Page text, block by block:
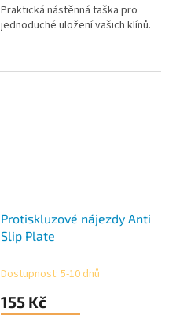
Praktická nástěnná taška pro
jednoduché uložení vašich klínů.
Protiskluzové nájezdy Anti
Slip Plate
Dostupnost: 5-10 dnů
155 Kč